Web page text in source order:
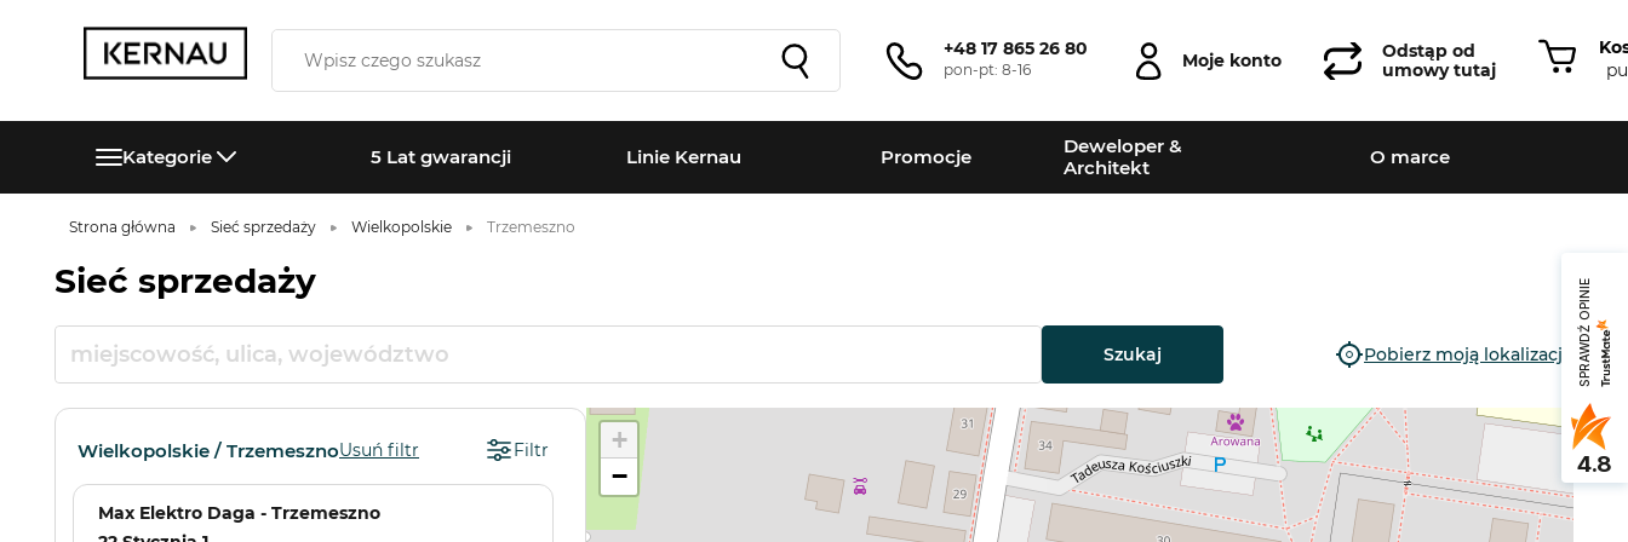
+48 17 865 26 80
pon-pt: 8-16 Moje konto
Odstąp od
umowy tutaj
Kategorie 5 Lat gwarancji Linie Kernau Promocje
Deweloper &
Architekt
O marce
Strona główna Sieć sprzedaży Wielkopolskie Trzemeszno
Sieć sprzedaży
Szukaj Pobierz moją lokalizację
Wielkopolskie / TrzemesznoUsuń filtr Filtr
Max Elektro Daga - Trzemeszno
+
−
SPRAWDŹ OPINIE
4.8